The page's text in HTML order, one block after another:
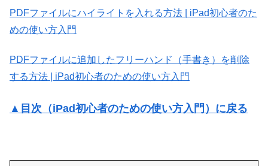
PDFファイルにハイライトを入れる方法 | iPad初心者のた
めの使い方入門
PDFファイルに追加したフリーハンド（手書き）を削除
する方法 | iPad初心者のための使い方入門
▲目次（iPad初心者のための使い方入門）に戻る